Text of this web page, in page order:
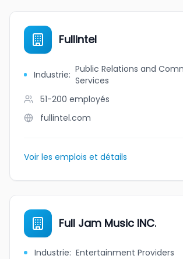
Fullintel
Industrie: Public Relations and
Services
51-200 employés
fullintel.com
Voir les emplois et détails
Full Jam Music INC.
Industrie: Entertainment Providers